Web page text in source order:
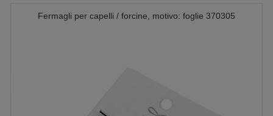
Fermagli per capelli / forcine, motivo: foglie 370305